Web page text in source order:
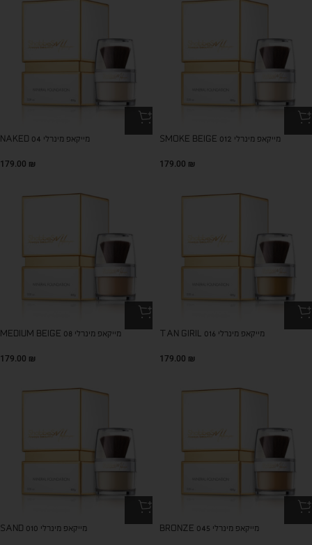
מייקאפ מינרלי SMOKE BEIGE 012
179.00 ₪
מייקאפ מינרלי NAKED 04
179.00 ₪
מייקאפ מינרלי TAN GIRIL 016
179.00 ₪
מייקאפ מינרלי MEDIUM BEIGE 08
179.00 ₪
מייקאפ מינרלי BRONZE 045 מייקאפ מינרלי SAND 010